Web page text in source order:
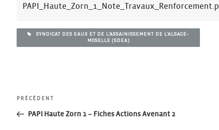
SYNDICAT DES EAUX ET DE L’ASSAINISSEMENT DE L’ALSACE-
MOSELLE (SDEA)
Navigation
Article
précédent
PRÉCÉDENT
PAPI Haute Zorn 1 – Fiches Actions Avenant 2